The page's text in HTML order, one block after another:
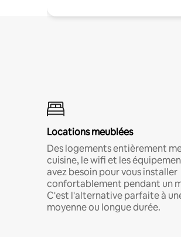
Locations meublées
Des logements entièrement
cuisine, le wifi et les
avez besoin pour vous installer
confortablement pendant un
C'est l'alternative parfaite à
moyenne ou longue durée.